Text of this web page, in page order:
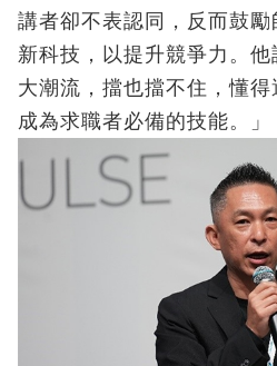
講者卻不表認同，反而鼓
新科技，以提升競爭力。
大潮流，擋也擋不住，懂
成為求職者必備的技能。」